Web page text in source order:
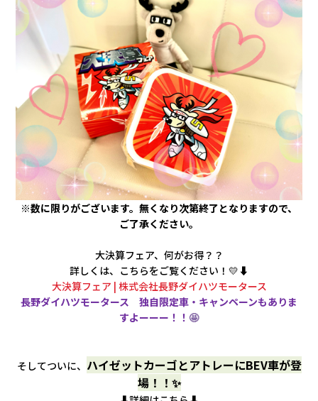
※数に限りがございます。無くなり次第終了となりますので、
ご了承ください。
大決算フェア、何がお得？？
詳しくは、こちらをご覧ください！💛⬇️
大決算フェア | 株式会社長野ダイハツモータース
長野ダイハツモータース 独自限定車・キャンペーンもありま
すよーーー！！ 🤩
そしてついに、 ハイゼットカーゴとアトレーにBEV車が登
場！！✨